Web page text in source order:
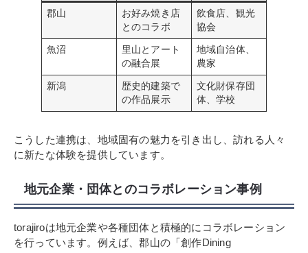
郡山
お好み焼き店
とのコラボ
飲食店、観光
協会
魚沼
里山とアート
の融合展
地域自治体、
農家
新潟
歴史的建築で
の作品展示
文化財保存団
体、学校
こうした連携は、地域固有の魅力を引き出し、訪れる人々
に新たな体験を提供しています。
地元企業・団体とのコラボレーション事例
torajiroは地元企業や各種団体と積極的にコラボレーション
を行っています。例えば、郡山の「創作Dining